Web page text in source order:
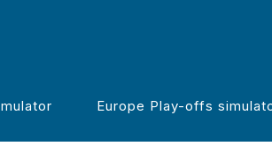
Europe Play-offs
inzicht: